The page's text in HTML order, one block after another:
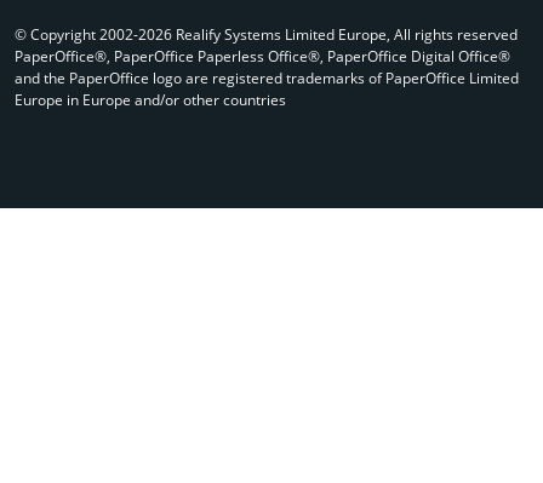
© Copyright 2002-2026 Realify Systems Limited Europe, All rights reserved
PaperOffice®, PaperOffice Paperless Office®, PaperOffice Digital Office®
and the PaperOffice logo are registered trademarks of PaperOffice Limited
Europe in Europe and/or other countries